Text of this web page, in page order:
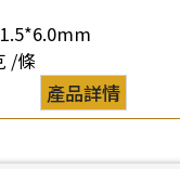
/條
產品詳情